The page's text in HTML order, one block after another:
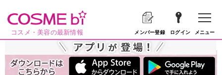
コスメ・美容の最新情報 メンバー登録 ログイン メニュー